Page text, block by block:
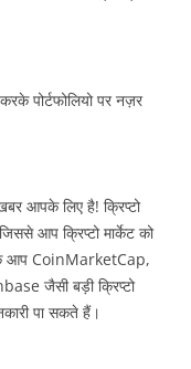
पोर्टफोलियो पर नज़र
आपके लिए है! क्रिप्टो
आप क्रिप्टो मार्केट को
आप CoinMarketCap,
जैसी बड़ी क्रिप्टो
पा सकते हैं।